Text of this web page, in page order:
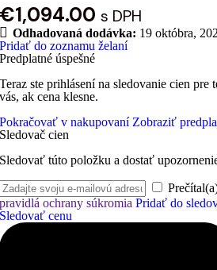
€1,094.00 s DPH
Odhadovaná dodávka: 19 októbra,
Pridať do zoznamu želaní
Predplatné úspešné
Teraz ste prihlásení na sledovanie cien
vás, ak cena klesne.
Pokračovať v nakupovaní Zobraziť
Sledovač cien
Sledovať túto položku a dostať
pravidlá ochrany súkromia Pridať do
Sledovať cenu